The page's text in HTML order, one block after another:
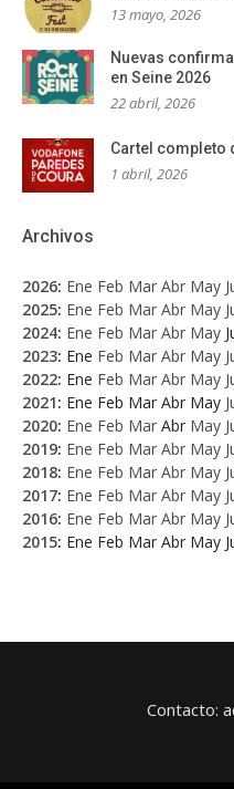
13 mayo, 2026
Nuevas
en Seine 2026
22 abril, 2026
Cartel completo
1 abril, 2026
Archivos
2026: Ene Feb Mar Abr May
2025: Ene Feb Mar Abr May
2024: Ene Feb Mar Abr May
2023: Ene Feb Mar Abr May
2022: Ene Feb Mar Abr May
2021: Ene Feb Mar Abr May
2020: Ene Feb Mar Abr May
2019: Ene Feb Mar Abr May
2018: Ene Feb Mar Abr May
2017: Ene Feb Mar Abr May
2016: Ene Feb Mar Abr May
2015: Ene Feb Mar Abr May
Contacto: